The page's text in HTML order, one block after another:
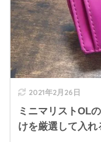
2021年2月26日
ミニマリストOL
けを厳選して入れ